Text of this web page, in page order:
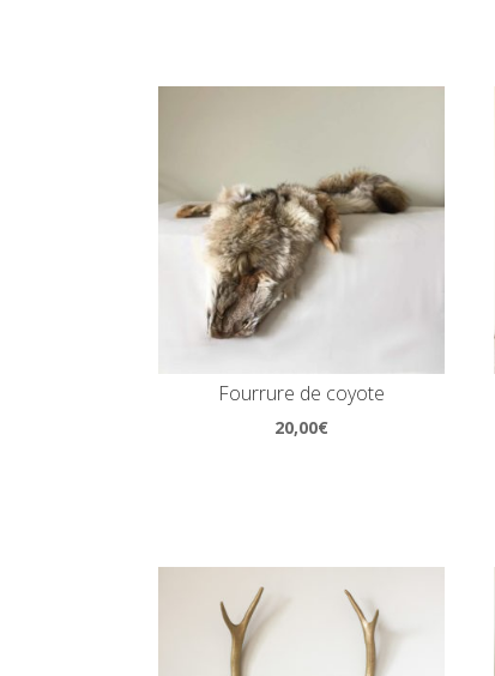
Fourrure de coyote
20,00€